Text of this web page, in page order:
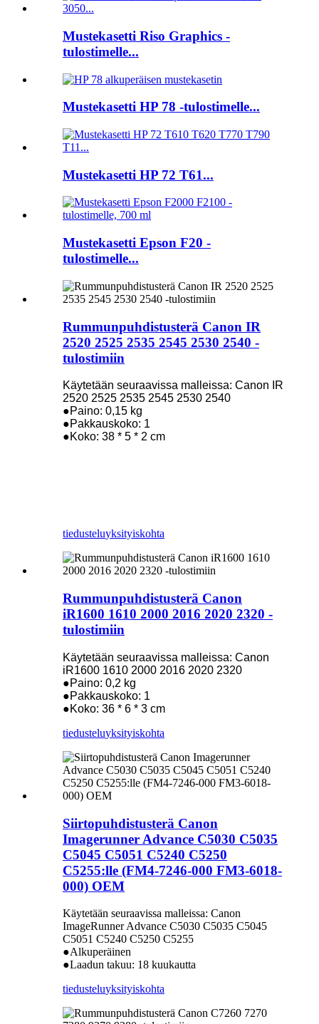
Mustekasetti Riso Graphics -
tulostimelle...
Mustekasetti HP 78 -tulostimelle...
Mustekasetti HP 72 T61...
Mustekasetti Epson F20 -
tulostimelle...
Rummunpuhdistusterä Canon IR
2520 2525 2535 2545 2530 2540 -
tulostimiin
Käytetään seuraavissa malleissa: Canon IR
2520 2525 2535 2545 2530 2540
●Paino: 0,15 kg
●Pakkauskoko: 1
●Koko: 38 * 5 * 2 cm
tiedusteluyksityiskohta
Rummunpuhdistusterä Canon
iR1600 1610 2000 2016 2020 2320 -
tulostimiin
Käytetään seuraavissa malleissa: Canon
iR1600 1610 2000 2016 2020 2320
●Paino: 0,2 kg
●Pakkauskoko: 1
●Koko: 36 * 6 * 3 cm
tiedusteluyksityiskohta
Siirtopuhdistusterä Canon
Imagerunner Advance C5030 C5035
C5045 C5051 C5240 C5250
C5255:lle (FM4-7246-000 FM3-6018-
000) OEM
Käytetään seuraavissa malleissa: Canon
ImageRunner Advance C5030 C5035 C5045
C5051 C5240 C5250 C5255
●Alkuperäinen
●Laadun takuu: 18 kuukautta
tiedusteluyksityiskohta